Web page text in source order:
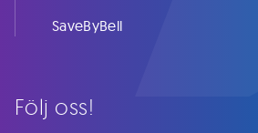
Följ oss!
SaveByBell